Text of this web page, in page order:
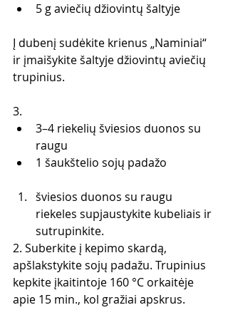
5 g aviečių džiovintų šaltyje
Į dubenį sudėkite krienus „Naminiai“
ir įmaišykite šaltyje džiovintų aviečių
trupinius.
3.
3–4 riekelių šviesios duonos su
raugu
1 šaukštelio sojų padažo
šviesios duonos su raugu
riekeles supjaustykite kubeliais ir
sutrupinkite.
2. Suberkite į kepimo skardą,
apšlakstykite sojų padažu. Trupinius
kepkite įkaitintoje 160 °C orkaitėje
apie 15 min., kol gražiai apskrus.